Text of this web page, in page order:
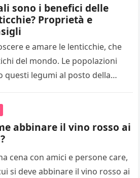
sono i benefici delle
Proprietà e
e amare le lenticchie, che
del mondo. Le popolazioni
questi legumi al posto della
abbinare il vino rosso ai
cena con amici e persone care,
si deve abbinare il vino rosso ai